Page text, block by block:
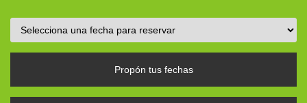
Propón tus fechas